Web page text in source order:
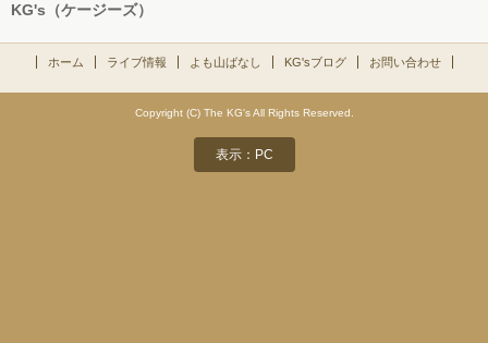
KG's（ケージーズ）
ホーム ライブ情報 よも山ばなし KG'sブログ お問い合わせ
Copyright (C) The KG's All Rights Reserved.
表示：PC